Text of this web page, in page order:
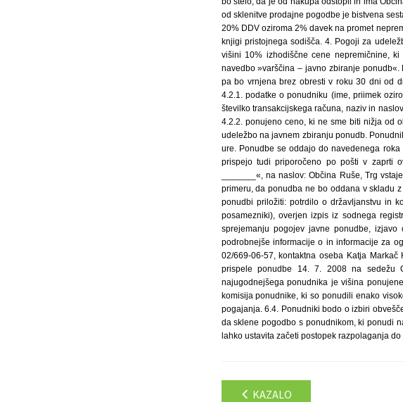
od sklenitve prodajne pogodbe je bistvena
20% DDV oziroma 2% davek na promet
knjigi pristojnega sodišča. 4. Pogoji za
višini 10% izhodiščne cene nepremičnine,
navedbo »varščina – javno zbiranje
pa bo vrnjena brez obresti v roku 30 dni od
4.2.1. podatke o ponudniku (ime, priimek
številko transakcijskega računa, naziv in
4.2.2. ponujeno ceno, ki ne sme biti nižja od
udeležbo na javnem zbiranju ponudb.
ure. Ponudbe se oddajo do navedenega
prispejo tudi priporočeno po pošti v zaprti
_______«, na naslov: Občina Ruše, Trg
primeru, da ponudba ne bo oddana v skladu
ponudbi priložiti: potrdilo o državljanstvu in
posamezniki), overjen izpis iz sodnega
sprejemanju pogojev javne ponudbe,
podrobnejše informacije o in informacije za
02/669-06-57, kontaktna oseba Katja
prispele ponudbe 14. 7. 2008 na sedežu
najugodnejšega ponudnika je višina
komisija ponudnike, ki so ponudili enako
pogajanja. 6.4. Ponudniki bodo o izbiri
da sklene pogodbo s ponudnikom, ki ponudi
lahko ustavita začeti postopek razpolaganja
KAZALO